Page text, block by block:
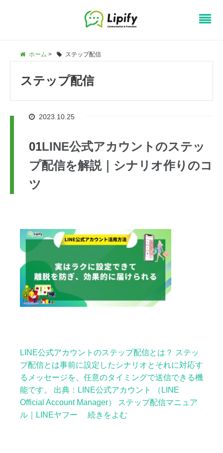
ホーム > ステップ配信
ステップ配信
2023.10.25
LINE公式アカウントのステッ
プ配信を解説｜シナリオ作りのコ
ツ
LINE公式アカウントのステップ配信とは？ ステッ
プ配信とは事前に設定したシナリオとそれに対応す
るメッセージを、任意のタイミングで送信できる機
能です。 出典：LINE公式アカウント （LINE
Official Account Manager） ステップ配信マニュア
ル｜LINEヤフー 続きをよむ